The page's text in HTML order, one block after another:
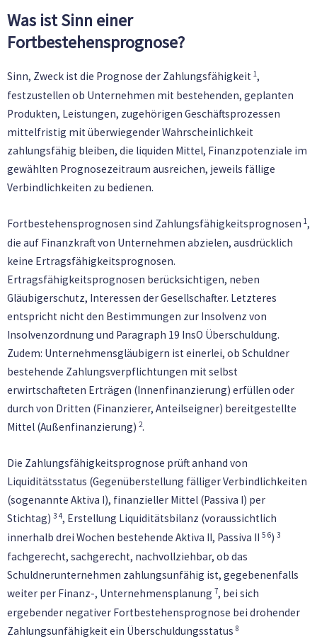
Was ist Sinn einer
Fortbestehensprognose?
Sinn, Zweck ist die Prognose der Zahlungsfähigkeit 1,
festzustellen ob Unternehmen mit bestehenden, geplanten
Produkten, Leistungen, zugehörigen Geschäftsprozessen
mittelfristig mit überwiegender Wahrscheinlichkeit
zahlungsfähig bleiben, die liquiden Mittel, Finanzpotenziale im
gewählten Prognosezeitraum ausreichen, jeweils fällige
Verbindlichkeiten zu bedienen.
Fortbestehensprognosen sind Zahlungsfähigkeitsprognosen 1,
die auf Finanzkraft von Unternehmen abzielen, ausdrücklich
keine Ertragsfähigkeitsprognosen.
Ertragsfähigkeitsprognosen berücksichtigen, neben
Gläubigerschutz, Interessen der Gesellschafter. Letzteres
entspricht nicht den Bestimmungen zur Insolvenz von
Insolvenzordnung und Paragraph 19 InsO Überschuldung.
Zudem: Unternehmensgläubigern ist einerlei, ob Schuldner
bestehende Zahlungsverpflichtungen mit selbst
erwirtschafteten Erträgen (Innenfinanzierung) erfüllen oder
durch von Dritten (Finanzierer, Anteilseigner) bereitgestellte
Mittel (Außenfinanzierung) 2.
Die Zahlungsfähigkeitsprognose prüft anhand von
Liquiditätsstatus (Gegenüberstellung fälliger Verbindlichkeiten
(sogenannte Aktiva I), finanzieller Mittel (Passiva I) per
Stichtag) 3 4, Erstellung Liquiditätsbilanz (voraussichtlich
innerhalb drei Wochen bestehende Aktiva II, Passiva II 5 6) 3
fachgerecht, sachgerecht, nachvollziehbar, ob das
Schuldnerunternehmen zahlungsunfähig ist, gegebenenfalls
weiter per Finanz-, Unternehmensplanung 7, bei sich
ergebender negativer Fortbestehensprognose bei drohender
Zahlungsunfähigkeit ein Überschuldungsstatus 8